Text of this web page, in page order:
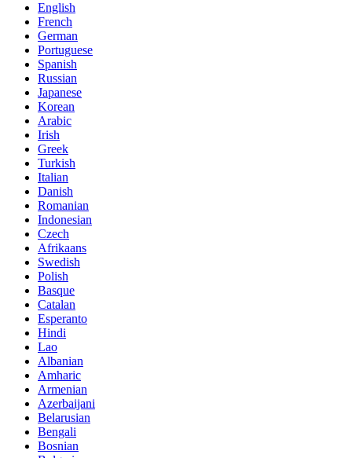
English
French
German
Portuguese
Spanish
Russian
Japanese
Korean
Arabic
Irish
Greek
Turkish
Italian
Danish
Romanian
Indonesian
Czech
Afrikaans
Swedish
Polish
Basque
Catalan
Esperanto
Hindi
Lao
Albanian
Amharic
Armenian
Azerbaijani
Belarusian
Bengali
Bosnian